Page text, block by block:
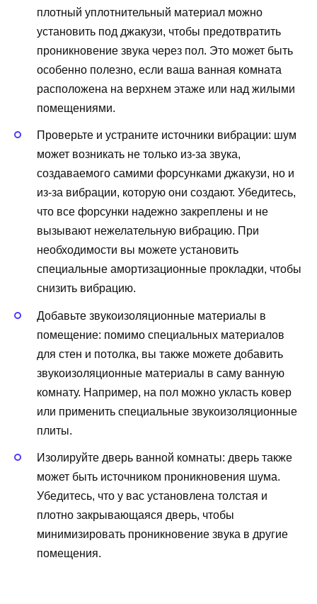
плотный уплотнительный материал можно
установить под джакузи, чтобы предотвратить
проникновение звука через пол. Это может быть
особенно полезно, если ваша ванная комната
расположена на верхнем этаже или над жилыми
помещениями.
Проверьте и устраните источники вибрации: шум
может возникать не только из-за звука,
создаваемого самими форсунками джакузи, но и
из-за вибрации, которую они создают. Убедитесь,
что все форсунки надежно закреплены и не
вызывают нежелательную вибрацию. При
необходимости вы можете установить
специальные амортизационные прокладки, чтобы
снизить вибрацию.
Добавьте звукоизоляционные материалы в
помещение: помимо специальных материалов
для стен и потолка, вы также можете добавить
звукоизоляционные материалы в саму ванную
комнату. Например, на пол можно укласть ковер
или применить специальные звукоизоляционные
плиты.
Изолируйте дверь ванной комнаты: дверь также
может быть источником проникновения шума.
Убедитесь, что у вас установлена толстая и
плотно закрывающаяся дверь, чтобы
минимизировать проникновение звука в другие
помещения.